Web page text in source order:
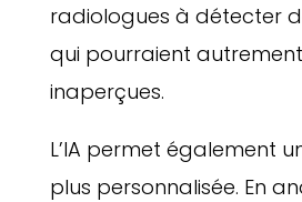
radiologues à détecter
qui pourraient
inaperçues.
L’IA permet également
plus personnalisée. En